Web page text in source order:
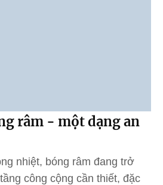
râm - một dạng an
nhiệt, bóng râm đang trở
công cộng cần thiết, đặc